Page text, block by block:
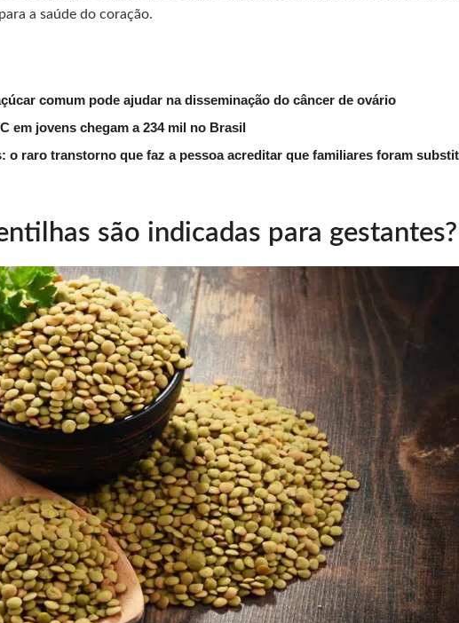
a saúde do coração.
comum pode ajudar na disseminação do câncer de ovário
em jovens chegam a 234 mil no Brasil
o raro transtorno que faz a pessoa acreditar que familiares foram
são indicadas para gestantes?